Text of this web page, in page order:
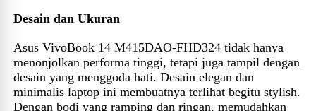
Desain dan Ukuran
Asus VivoBook 14 M415DAO-FHD324 tidak hanya
menonjolkan performa tinggi, tetapi juga tampil dengan
desain yang menggoda hati. Desain elegan dan
minimalis laptop ini membuatnya terlihat begitu stylish.
Dengan bodi yang ramping dan ringan, memudahkan